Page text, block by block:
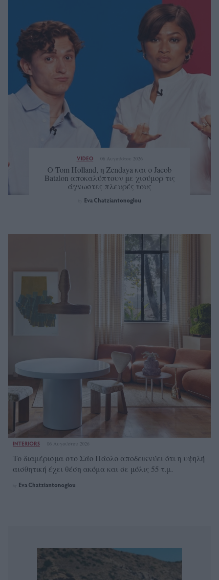
VIDEO 06 Αυγούστου 2026
Ο Tom Holland, η Zendaya και ο Jacob
Batalon αποκαλύπτουν με χιούμορ τις
άγνωστες πλευρές τους
Eva Chatziantonoglou
INTERIORS 06 Αυγούστου 2026
Το διαμέρισμα στο Σάο Πάολο αποδεικνύει ότι η υψηλή
αισθητική έχει θέση ακόμα και σε μόλις 55 τ.μ.
Eva Chatziantonoglou